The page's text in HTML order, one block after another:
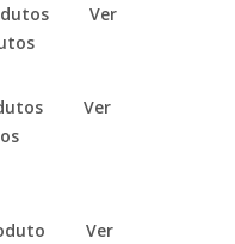
Ver
Ver
Ver